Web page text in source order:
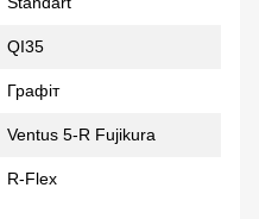
QI35
Графіт
Ventus 5-R Fujikura
R-Flex